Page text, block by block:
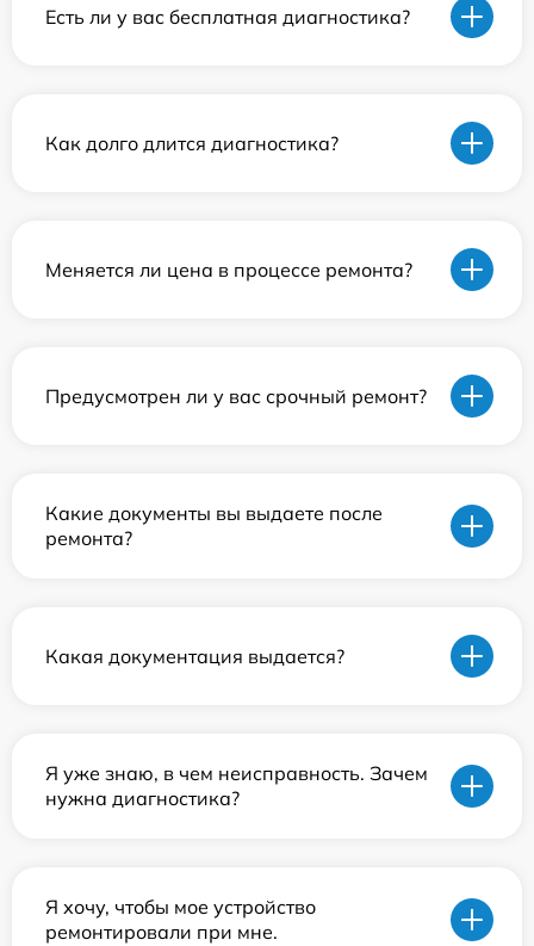
Есть ли у вас бесплатная диагностика?
Как долго длится диагностика?
Меняется ли цена в процессе ремонта?
Предусмотрен ли у вас срочный ремонт?
Какие документы вы выдаете после
ремонта?
Какая документация выдается?
Я уже знаю, в чем неисправность. Зачем
нужна диагностика?
Я хочу, чтобы мое устройство
ремонтировали при мне.